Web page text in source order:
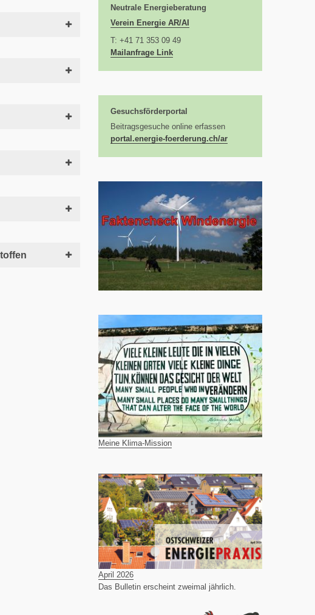
Neutrale Energieberatung
Verein Energie AR/AI
T: +41 71 353 09 49
Mailanfrage Link
Gesuchsförderportal
Beitragsgesuche online erfassen
portal.energie-foerderung.ch/ar
Meine Klima-Mission
April 2026
Das Bulletin erscheint zweimal jährlich.